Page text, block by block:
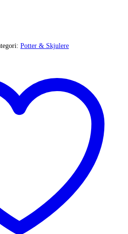
Potter & Skjulere